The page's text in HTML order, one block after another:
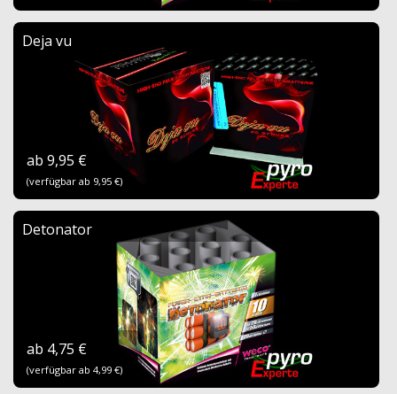
Deja vu
ab 9,95 €
(verfügbar ab 9,95 €)
Detonator
ab 4,75 €
(verfügbar ab 4,99 €)